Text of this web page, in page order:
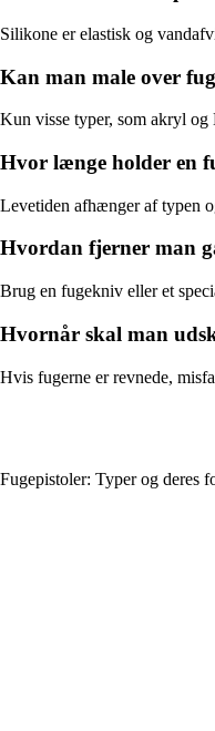
Silikone er elastisk og
Kan man male over
Kun visse typer, som akryl
Hvor længe holder en
Levetiden afhænger af typen
Hvordan fjerner man
Brug en fugekniv eller et
Hvornår skal man
Hvis fugerne er revnede,
Fugepistoler: Typer og deres